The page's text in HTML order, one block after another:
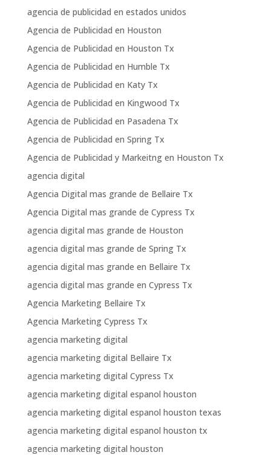
agencia de publicidad en estados unidos
Agencia de Publicidad en Houston
Agencia de Publicidad en Houston Tx
Agencia de Publicidad en Humble Tx
Agencia de Publicidad en Katy Tx
Agencia de Publicidad en Kingwood Tx
Agencia de Publicidad en Pasadena Tx
Agencia de Publicidad en Spring Tx
Agencia de Publicidad y Markeitng en Houston Tx
agencia digital
Agencia Digital mas grande de Bellaire Tx
Agencia Digital mas grande de Cypress Tx
agencia digital mas grande de Houston
agencia digital mas grande de Spring Tx
agencia digital mas grande en Bellaire Tx
agencia digital mas grande en Cypress Tx
Agencia Marketing Bellaire Tx
Agencia Marketing Cypress Tx
agencia marketing digital
agencia marketing digital Bellaire Tx
agencia marketing digital Cypress Tx
agencia marketing digital espanol houston
agencia marketing digital espanol houston texas
agencia marketing digital espanol houston tx
agencia marketing digital houston